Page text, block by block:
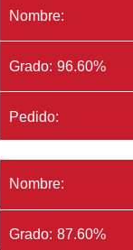
Nombre:
Grado: 96.60%
Pedido:
Nombre:
Grado: 87.60%